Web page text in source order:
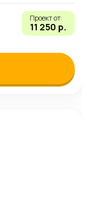
Проект от:
11 250 р.